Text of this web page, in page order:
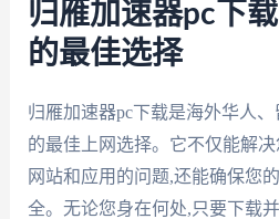
归雁加速器pc下
的最佳选择
归雁加速器pc下载是海外华人
的最佳上网选择。它不仅能解
网站和应用的问题,还能确保您
全。无论您身在何处,只要下载